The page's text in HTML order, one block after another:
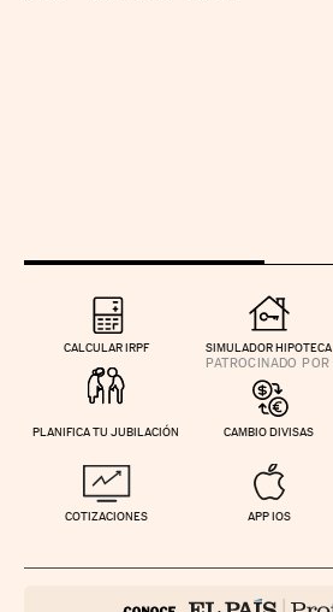
CALCULAR IRPF SIMULADOR HIPOTECA
PLANIFICA TU JUBILACIÓN CAMBIO DIVISAS
COTIZACIONES APP IOS